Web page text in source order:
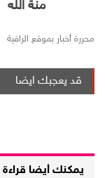
منة الله
محررة أخبار بموقع الراقية
قد يعجبك ايضا
يمكنك أيضا قراءة